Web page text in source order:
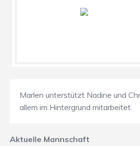
Marlen unterstützt Nadine und
allem im Hintergrund mitarbeitet.
Aktuelle Mannschaft